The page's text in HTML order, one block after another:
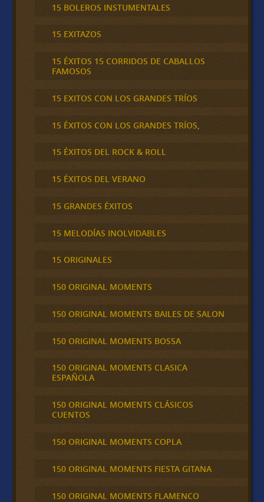
15 BOLEROS INSTUMENTALES
15 EXITAZOS
15 ÉXITOS 15 CORRIDOS DE CABALLOS
FAMOSOS
15 EXITOS CON LOS GRANDES TRÍOS
15 ÉXITOS CON LOS GRANDES TRÍOS,
15 ÉXITOS DEL ROCK & ROLL
15 ÉXITOS DEL VERANO
15 GRANDES ÉXITOS
15 MELODÍAS INOLVIDABLES
15 ORIGINALES
150 ORIGINAL MOMENTS
150 ORIGINAL MOMENTS BAILES DE SALON
150 ORIGINAL MOMENTS BOSSA
150 ORIGINAL MOMENTS CLASICA
ESPAÑOLA
150 ORIGINAL MOMENTS CLÁSICOS
CUENTOS
150 ORIGINAL MOMENTS COPLA
150 ORIGINAL MOMENTS FIESTA GITANA
150 ORIGINAL MOMENTS FLAMENCO